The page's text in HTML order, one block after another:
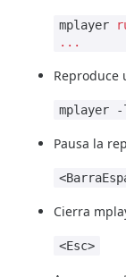
mplayer
...
mplayer -
Pausa la
Cierra
<Esc>